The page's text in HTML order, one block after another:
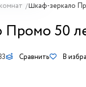
/Шкаф-зеркало
50
Сравнить В